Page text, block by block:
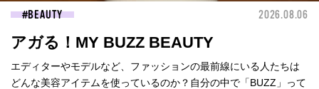
BEAUTY 2026.08.06
アガる！MY BUZZ BEAUTY
エディターやモデルなど、ファッションの最前線にいる人たちは
どんな美容アイテムを使っているのか？自分の中で「BUZZ」って